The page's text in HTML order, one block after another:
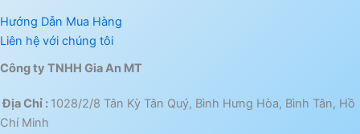
Hướng Dẫn Mua Hàng
Liên hệ với chúng tôi
Công ty TNHH Gia An MT
Địa Chỉ : 1028/2/8 Tân Kỳ Tân Quý, Bình Hưng Hòa, Bình Tân, Hồ
Chí Minh